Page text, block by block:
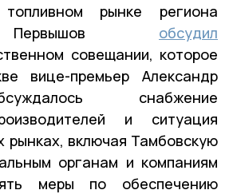
рынке региона
Первышов обсудил
совещании, которое
вице-премьер Александр
снабжение
и ситуация
рынках, включая Тамбовскую
органам и компаниям
меры по обеспечению